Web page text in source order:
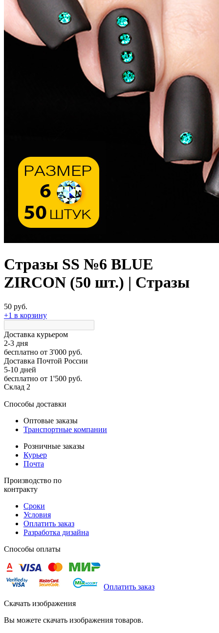
Стразы SS №6 BLUE
ZIRCON (50 шт.) | Стразы
50 руб.
+1 в корзину
Доставка курьером
2-3 дня
бесплатно от 3'000 руб.
Доставка Почтой России
5-10 дней
бесплатно от 1'500 руб.
Склад 2
Способы доставки
Оптовые заказы
Транспортные компании
Розничные заказы
Курьер
Почта
Производство по
контракту
Сроки
Условия
Оплатить заказ
Разработка дизайна
Способы оплаты
Оплатить заказ
Скачать изображения
Вы можете скачать изображения товаров.